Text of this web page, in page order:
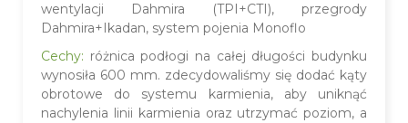
wentylacji Dahmira (TPI+CTI), przegrody
Dahmira+Ikadan, system pojenia Monoflo
Cechy: różnica podłogi na całej długości budynku
wynosiła 600 mm. zdecydowaliśmy się dodać kąty
obrotowe do systemu karmienia, aby uniknąć
nachylenia linii karmienia oraz utrzymać poziom, a